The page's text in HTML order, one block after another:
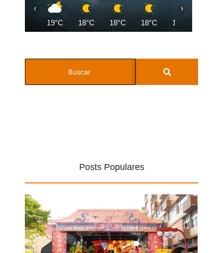
19°C 18°C 18°C 18°C 18°C
‹ ›
Posts Populares